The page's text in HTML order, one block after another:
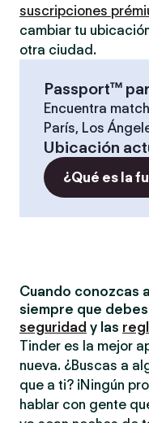
suscripciones
cambiar tu
otra ciudad.
Passport™
Encuentra
París, Los
Ubicación
¿Qué es la
Cuando conozcas
siempre que
seguridad y las
Tinder es la mejor
nueva. ¿Buscas a
que a ti? ¡Ningún
hablar con gente